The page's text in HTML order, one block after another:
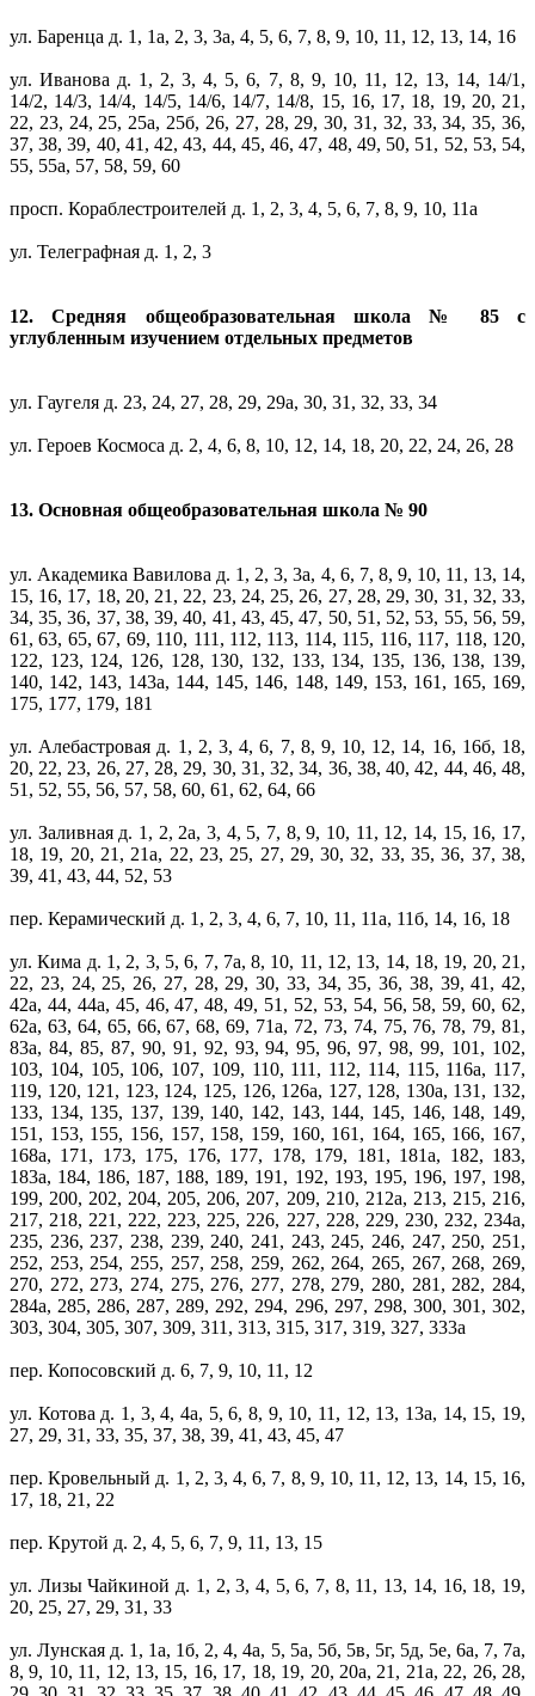
ул. Баренца д. 1, 1а, 2, 3, 3а, 4, 5, 6, 7, 8, 9, 10, 11, 12, 13, 14, 16
ул. Иванова д. 1, 2, 3, 4, 5, 6, 7, 8, 9, 10, 11, 12, 13, 14, 14/1,
14/2, 14/3, 14/4, 14/5, 14/6, 14/7, 14/8, 15, 16, 17, 18, 19, 20, 21,
22, 23, 24, 25, 25а, 25б, 26, 27, 28, 29, 30, 31, 32, 33, 34, 35, 36,
37, 38, 39, 40, 41, 42, 43, 44, 45, 46, 47, 48, 49, 50, 51, 52, 53, 54,
55, 55а, 57, 58, 59, 60
просп. Кораблестроителей д. 1, 2, 3, 4, 5, 6, 7, 8, 9, 10, 11а
ул. Телеграфная д. 1, 2, 3
12. Средняя общеобразовательная школа № 85 с
углубленным изучением отдельных предметов
ул. Гаугеля д. 23, 24, 27, 28, 29, 29а, 30, 31, 32, 33, 34
ул. Героев Космоса д. 2, 4, 6, 8, 10, 12, 14, 18, 20, 22, 24, 26, 28
13. Основная общеобразовательная школа № 90
ул. Академика Вавилова д. 1, 2, 3, 3а, 4, 6, 7, 8, 9, 10, 11, 13, 14,
15, 16, 17, 18, 20, 21, 22, 23, 24, 25, 26, 27, 28, 29, 30, 31, 32, 33,
34, 35, 36, 37, 38, 39, 40, 41, 43, 45, 47, 50, 51, 52, 53, 55, 56, 59,
61, 63, 65, 67, 69, 110, 111, 112, 113, 114, 115, 116, 117, 118, 120,
122, 123, 124, 126, 128, 130, 132, 133, 134, 135, 136, 138, 139,
140, 142, 143, 143а, 144, 145, 146, 148, 149, 153, 161, 165, 169,
175, 177, 179, 181
ул. Алебастровая д. 1, 2, 3, 4, 6, 7, 8, 9, 10, 12, 14, 16, 16б, 18,
20, 22, 23, 26, 27, 28, 29, 30, 31, 32, 34, 36, 38, 40, 42, 44, 46, 48,
51, 52, 55, 56, 57, 58, 60, 61, 62, 64, 66
ул. Заливная д. 1, 2, 2а, 3, 4, 5, 7, 8, 9, 10, 11, 12, 14, 15, 16, 17,
18, 19, 20, 21, 21а, 22, 23, 25, 27, 29, 30, 32, 33, 35, 36, 37, 38,
39, 41, 43, 44, 52, 53
пер. Керамический д. 1, 2, 3, 4, 6, 7, 10, 11, 11а, 11б, 14, 16, 18
ул. Кима д. 1, 2, 3, 5, 6, 7, 7а, 8, 10, 11, 12, 13, 14, 18, 19, 20, 21,
22, 23, 24, 25, 26, 27, 28, 29, 30, 33, 34, 35, 36, 38, 39, 41, 42,
42а, 44, 44а, 45, 46, 47, 48, 49, 51, 52, 53, 54, 56, 58, 59, 60, 62,
62а, 63, 64, 65, 66, 67, 68, 69, 71а, 72, 73, 74, 75, 76, 78, 79, 81,
83а, 84, 85, 87, 90, 91, 92, 93, 94, 95, 96, 97, 98, 99, 101, 102,
103, 104, 105, 106, 107, 109, 110, 111, 112, 114, 115, 116а, 117,
119, 120, 121, 123, 124, 125, 126, 126а, 127, 128, 130а, 131, 132,
133, 134, 135, 137, 139, 140, 142, 143, 144, 145, 146, 148, 149,
151, 153, 155, 156, 157, 158, 159, 160, 161, 164, 165, 166, 167,
168а, 171, 173, 175, 176, 177, 178, 179, 181, 181а, 182, 183,
183а, 184, 186, 187, 188, 189, 191, 192, 193, 195, 196, 197, 198,
199, 200, 202, 204, 205, 206, 207, 209, 210, 212а, 213, 215, 216,
217, 218, 221, 222, 223, 225, 226, 227, 228, 229, 230, 232, 234а,
235, 236, 237, 238, 239, 240, 241, 243, 245, 246, 247, 250, 251,
252, 253, 254, 255, 257, 258, 259, 262, 264, 265, 267, 268, 269,
270, 272, 273, 274, 275, 276, 277, 278, 279, 280, 281, 282, 284,
284а, 285, 286, 287, 289, 292, 294, 296, 297, 298, 300, 301, 302,
303, 304, 305, 307, 309, 311, 313, 315, 317, 319, 327, 333а
пер. Копосовский д. 6, 7, 9, 10, 11, 12
ул. Котова д. 1, 3, 4, 4а, 5, 6, 8, 9, 10, 11, 12, 13, 13а, 14, 15, 19,
27, 29, 31, 33, 35, 37, 38, 39, 41, 43, 45, 47
пер. Кровельный д. 1, 2, 3, 4, 6, 7, 8, 9, 10, 11, 12, 13, 14, 15, 16,
17, 18, 21, 22
пер. Крутой д. 2, 4, 5, 6, 7, 9, 11, 13, 15
ул. Лизы Чайкиной д. 1, 2, 3, 4, 5, 6, 7, 8, 11, 13, 14, 16, 18, 19,
20, 25, 27, 29, 31, 33
ул. Лунская д. 1, 1а, 1б, 2, 4, 4а, 5, 5а, 5б, 5в, 5г, 5д, 5е, 6а, 7, 7а,
8, 9, 10, 11, 12, 13, 15, 16, 17, 18, 19, 20, 20а, 21, 21а, 22, 26, 28,